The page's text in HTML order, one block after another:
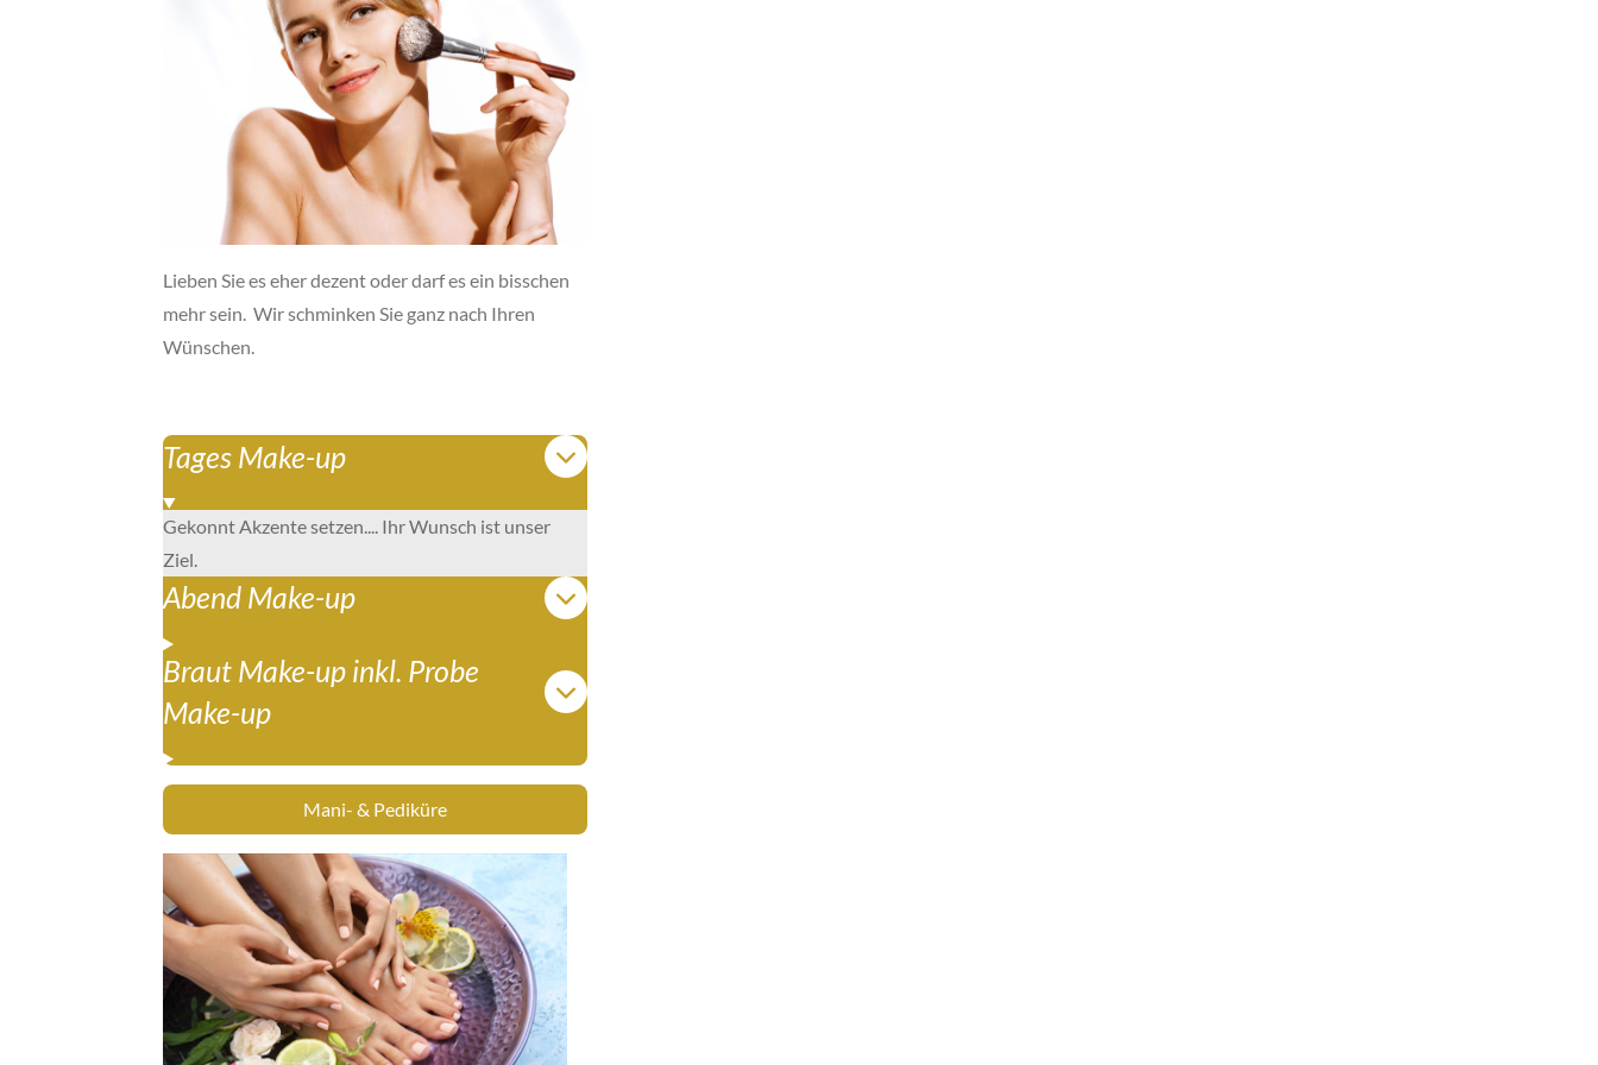
Lieben Sie es eher dezent oder darf es ein bisschen
mehr sein. Wir schminken Sie ganz nach Ihren
Wünschen.
Tages Make-up
Gekonnt Akzente setzen.... Ihr Wunsch ist unser
Ziel.
Abend Make-up
Braut Make-up inkl. Probe
Make-up
Mani- & Pediküre